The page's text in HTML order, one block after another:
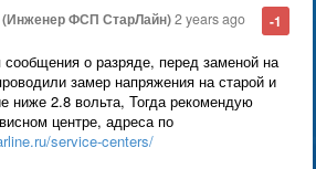
-1
ФСП СтарЛайн)2 years ago
о разряде, перед заменой на
замер напряжения на старой и
ниже 2.8 вольта, Тогда рекомендую
центре, адреса по
service-centers/